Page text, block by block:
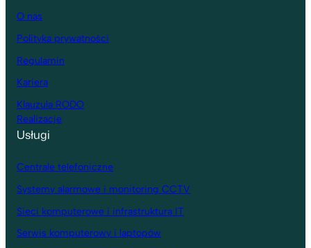
O nas
Polityka prywatności
Regulamin
Kariera
Klauzula RODO
Realizacje
Usługi
Centrale telefoniczne
Systemy alarmowe i monitoring CCTV
Sieci komputerowe i infrastruktura IT
Serwis komputerowy i laptopów